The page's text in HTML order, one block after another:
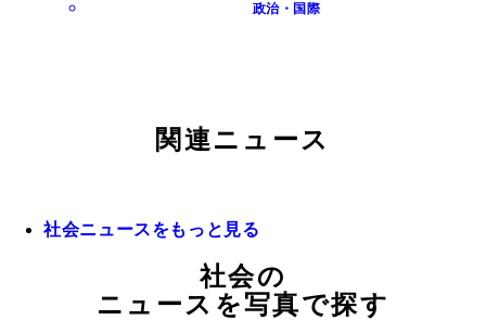
政治・国際
関連ニュース
社会ニュースをもっと見る
社会の
ニュースを写真で探す